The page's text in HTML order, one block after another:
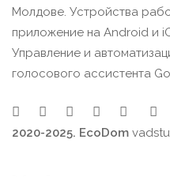
Молдове. Устройства
приложение на Android и
Управление и
голосового ассистента
2020-2025. EcoDom